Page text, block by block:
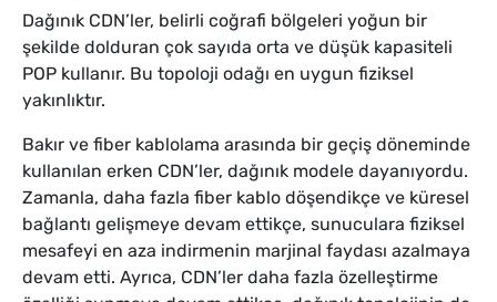
Dağınık CDN’ler, belirli coğrafi bölgeleri yoğun bir
şekilde dolduran çok sayıda orta ve düşük kapasiteli
POP kullanır. Bu topoloji odağı en uygun fiziksel
yakınlıktır.
Bakır ve fiber kablolama arasında bir geçiş döneminde
kullanılan erken CDN’ler, dağınık modele dayanıyordu.
Zamanla, daha fazla fiber kablo döşendikçe ve küresel
bağlantı gelişmeye devam ettikçe, sunuculara fiziksel
mesafeyi en aza indirmenin marjinal faydası azalmaya
devam etti. Ayrıca, CDN’ler daha fazla özelleştirme